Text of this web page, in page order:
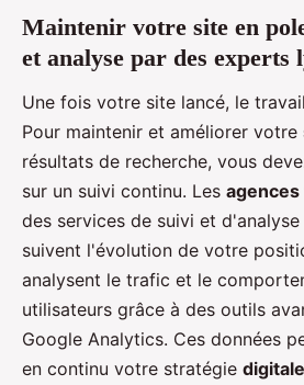
Maintenir votre site en
et analyse par des experts
Une fois votre site lancé, le
Pour maintenir et améliorer votre
résultats de recherche, vous
sur un suivi continu. Les agences
des services de suivi et
suivent l'évolution de votre
analysent le trafic et le
utilisateurs grâce à des outils
Google Analytics. Ces données
en continu votre stratégie digitale